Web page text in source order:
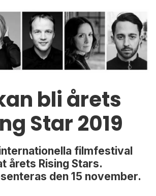
bli årets
Star 2019
filmfestival
årets Rising Stars.
den 15 november.